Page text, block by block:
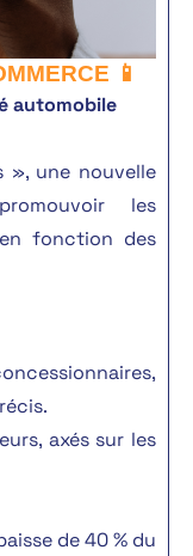
📱
automobile
», une nouvelle
les
fonction des
axés sur les
de 40 % du